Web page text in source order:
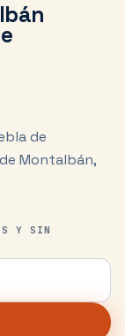
de
Montalbán,
Y SIN